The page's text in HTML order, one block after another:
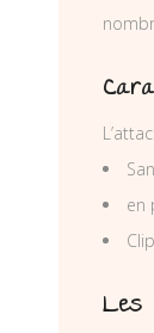
en
Les